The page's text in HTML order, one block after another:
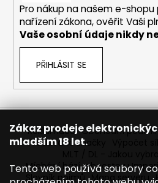
Zákaz prodeje
mladším 18 let.
Tento web používá soubory
Pro nákup na našem e-
nařízení zákona, ověřit Vaši
Vaše osobní údaje nikdy
PŘIHLÁSIT SE
Reklamace Obchodní
Prodávané značky
Míchání bází a boosteru
Slovník pojmů Mapa serveru